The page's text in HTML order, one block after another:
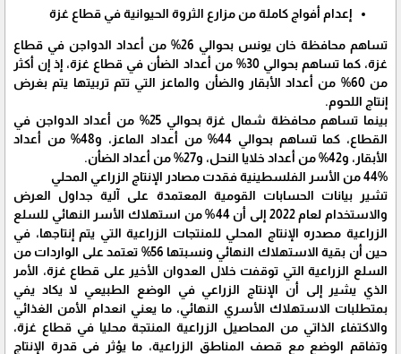
إعدام أفواج كاملة من مزارع الثروة الحيوانية في قطاع غزة
تساهم محافظة خان يونس بحوالي 26% من أعداد الدواجن في قطاع
غزة، كما تساهم بحوالي 30% من أعداد الضأن في قطاع غزة، إذ إن أكثر
من 60% من أعداد الأبقار والضأن والماعز التي تتم تربيتها يتم بغرض
إنتاج اللحوم.
بينما تساهم محافظة شمال غزة بحوالي 25% من أعداد الدواجن في
القطاع، كما تساهم بحوالي 44% من أعداد الماعز، و48% من أعداد
الأبقار، و42% من أعداد خلايا النحل، و27% من أعداد الضأن.
44% من الأسر الفلسطينية فقدت مصادر الإنتاج الزراعي المحلي
تشير بيانات الحسابات القومية المعتمدة على آلية جداول العرض
والاستخدام لعام 2022 إلى أن 44% من استهلاك الأسر النهائي للسلع
الزراعية مصدره الإنتاج المحلي للمنتجات الزراعية التي يتم إنتاجها، في
حين أن بقية الاستهلاك النهائي ونسبتها 56% تعتمد على الواردات من
السلع الزراعية التي توقفت خلال العدوان الأخير على قطاع غزة، الأمر
الذي يشير إلى أن الإنتاج الزراعي في الوضع الطبيعي لا يكاد يفي
بمتطلبات الاستهلاك الأسري النهائي، ما يعني انعدام الأمن الغذائي
والاكتفاء الذاتي من المحاصيل الزراعية المنتجة محليا في قطاع غزة،
وتفاقم الوضع مع قصف المناطق الزراعية، ما يؤثر في قدرة الإنتاج